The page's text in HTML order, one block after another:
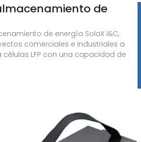
de
de energía SolaX I&C,
comerciales e industriales a
LFP con una capacidad de